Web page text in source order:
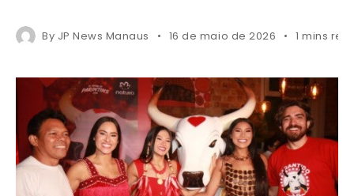
By JP News Manaus 16 de maio de 2026 1 mins